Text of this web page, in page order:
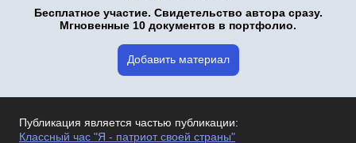
Бесплатное участие. Свидетельство автора сразу.
Мгновенные 10 документов в портфолио.
Добавить материал
Публикация является частью публикации:
Классный час "Я - патриот своей страны"